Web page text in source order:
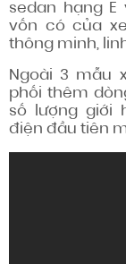
sedan hạng E
vốn có của
thông minh,
Ngoài 3 mẫu
phối thêm
số lượng giới
điện đầu tiên